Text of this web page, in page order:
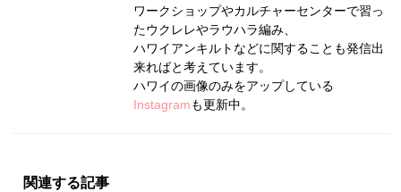
ワークショップやカルチャーセンターで習っ
たウクレレやラウハラ編み、
ハワイアンキルトなどに関することも発信出
来ればと考えています。
ハワイの画像のみをアップしている
Instagramも更新中。
関連する記事